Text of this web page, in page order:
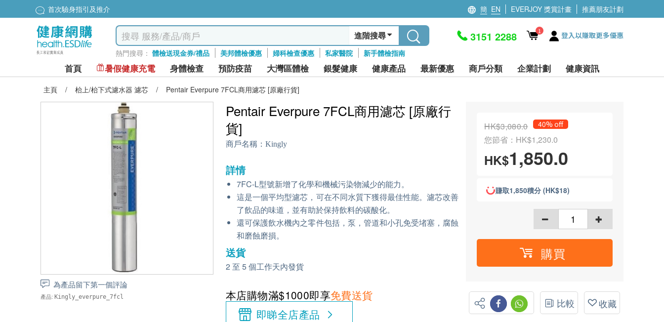
首次驗身指引及推介 簡 EN EVERJOY 獎賞計畫 推薦朋友計劃
進階搜尋
熱門搜尋： 體檢送現金券/禮品 美邦體檢優惠 婦科檢查優惠 私家醫院 新手體檢指南
3151 2288 1 登入以賺取更多優惠
首頁 暑假健康充電 身體檢查 預防疫苗 大灣區體檢 銀髮健康 健康產品 最新優惠 商戶分類 企業計劃 健康資訊
主頁 / 枱上/枱下式濾水器 濾芯 / Pentair Everpure 7FCL商用濾芯 [原廠行貨]
為產品留下第一個評論
產品: Kingly_everpure_7fcl
Pentair Everpure 7FCL商用濾芯 [原廠行
貨]
商戶名稱： Kingly
詳情
7FC-L型號新增了化學和機械污染物減少的能力。
這是一個平均型濾芯，可在不同水質下獲得最佳性能。濾芯改善
了飲品的味道，並有助於保持飲料的碳酸化。
還可保護飲水機內之零件包括，泵，管道和小孔免受堵塞，腐蝕
和磨蝕磨損。
送貨
2 至 5 個工作天內發貨
本店購物滿$1000即享免費送貨
即睇全店產品
HK$3,080.0 40% off
您節省：HK$1,230.0
HK$1,850.0
賺取1,850積分 (HK$18)
購買
比較 收藏